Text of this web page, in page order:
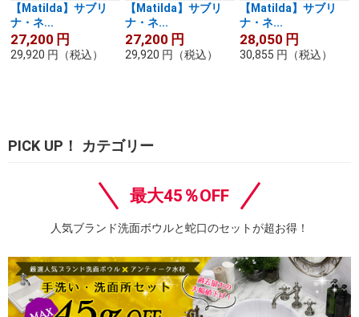
【Matilda】サブリ
ナ・ネ...
27,200 円
29,920 円 （税込）
【Matilda】サブリ
ナ・ネ...
27,200 円
29,920 円 （税込）
【Matilda】サブリ
ナ・ネ...
28,050 円
30,855 円 （税込）
PICK UP！ カテゴリー
最大45％OFF
人気ブランド洗面ボウルと蛇口のセットが超お得！